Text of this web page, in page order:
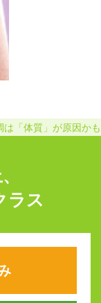
「体質」が原因か
ラス